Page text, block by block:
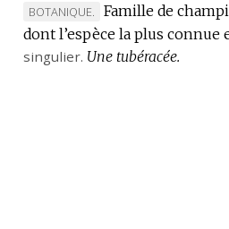
MARQUE
DE
DOMAINE
BOTANIQUE.
Famille de
dont l’espèce la plus connue
singulier. Une tubéracée.